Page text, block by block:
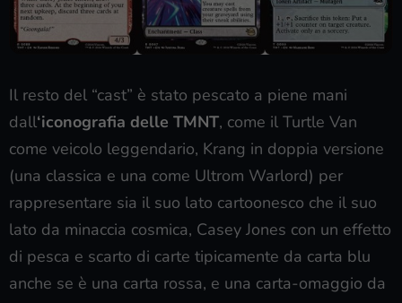
Il resto del “cast” è stato pescato a piene mani
dall‘iconografia delle TMNT, come il Turtle Van
come veicolo leggendario, Krang in doppia versione
(una classica e una come Ultrom Warlord) per
rappresentare sia il suo lato cartoonesco che il suo
lato da minaccia cosmica, Casey Jones con un effetto
di pesca e scarto di carte tipicamente da carta blu
anche se è una carta rossa, e una carta-omaggio da